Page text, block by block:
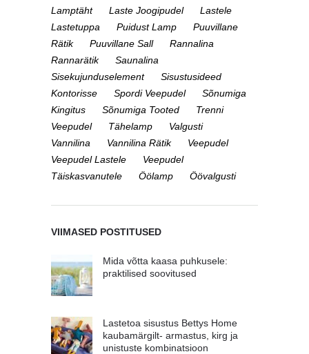
Lamptäht
Laste Joogipudel
Lastele
Lastetuppa
Puidust Lamp
Puuvillane
Rätik
Puuvillane Sall
Rannalina
Rannarätik
Saunalina
Sisekujunduselement
Sisustusideed
Kontorisse
Spordi Veepudel
Sõnumiga
Kingitus
Sõnumiga Tooted
Trenni
Veepudel
Tähelamp
Valgusti
Vannilina
Vannilina Rätik
Veepudel
Veepudel Lastele
Veepudel
Täiskasvanutele
Öölamp Öövalgusti
VIIMASED POSTITUSED
Mida võtta kaasa puhkusele:
praktilised soovitused
Lastetoa sisustus Bettys Home
kaubamärgilt- armastus, kirg ja
unistuste kombinatsioon